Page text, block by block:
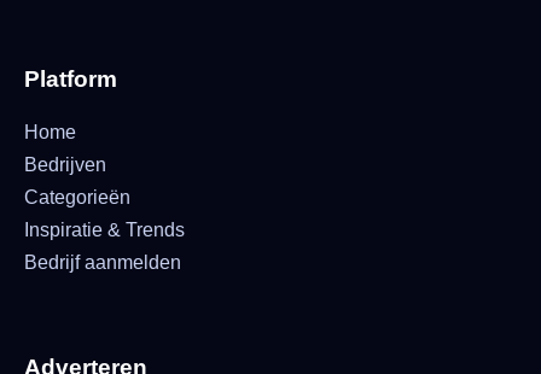
Platform
Home
Bedrijven
Categorieën
Inspiratie & Trends
Bedrijf aanmelden
Adverteren